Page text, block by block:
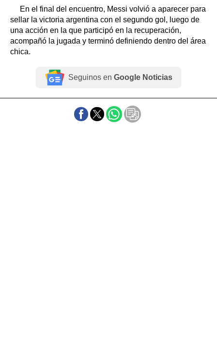
En el final del encuentro, Messi volvió a aparecer para
sellar la victoria argentina con el segundo gol, luego de
una acción en la que participó en la recuperación,
acompañó la jugada y terminó definiendo dentro del área
chica.
Seguinos en Google Noticias